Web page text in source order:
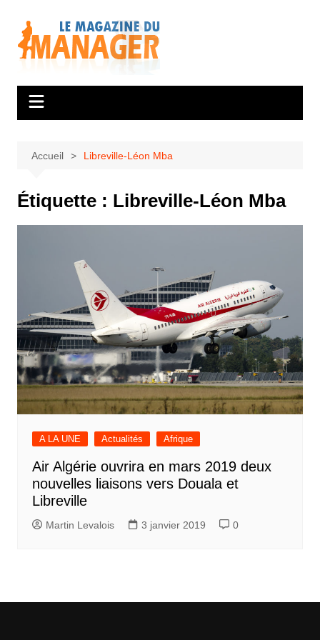
contenu
Accueil Libreville-Léon Mba
Étiquette : Libreville-Léon Mba
A LA UNE Actualités Afrique
Air Algérie ouvrira en mars 2019 deux
nouvelles liaisons vers Douala et
Libreville
Martin Levalois 3 janvier 2019 0